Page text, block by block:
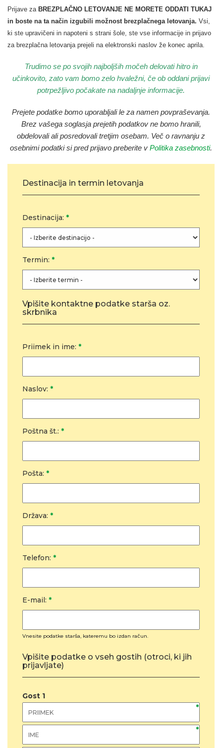
Prijave za BREZPLAČNO LETOVANJE NE MORETE ODDATI TUKAJ
in boste na ta način izgubili možnost brezplačnega letovanja. Vsi,
ki ste upravičeni in napoteni s strani šole, ste vse informacije in prijavo
za brezplačna letovanja prejeli na elektronski naslov že konec aprila.
Trudimo se po svojih najboljših močeh delovati hitro in
učinkovito, zato vam bomo zelo hvaležni, če ob oddani prijavi
potrpežljivo počakate na nadaljnje informacije.
Prejete podatke bomo uporabljali le za namen povpraševanja.
Brez vašega soglasja prejetih podatkov ne bomo hranili,
obdelovali ali posredovali tretjim osebam. Več o ravnanju z
osebnimi podatki si pred prijavo preberite v Politika zasebnosti.
Destinacija in termin letovanja
Destinacija: *
Termin: *
Vpišite kontaktne podatke starša oz.
skrbnika
Priimek in ime: *
Naslov: *
Poštna št.: *
Pošta: *
Država: *
Telefon: *
E-mail: *
Vnesite podatke starša, kateremu bo izdan račun.
Vpišite podatke o vseh gostih (otroci, ki jih
prijavljate)
Gost 1
*
*